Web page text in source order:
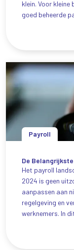
klein. Voor kleine
goed beheerde
Payroll
De
Het payroll
2024 is geen
aanpassen aan
regelgeving en
werknemers. In